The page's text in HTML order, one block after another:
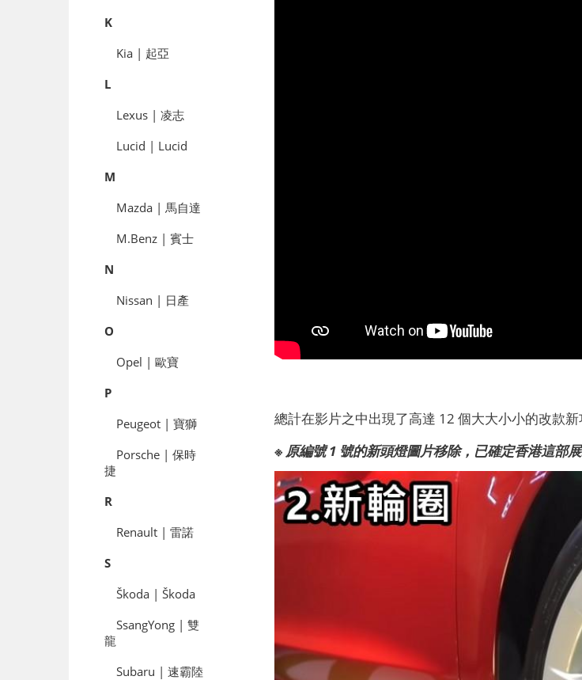
K
Kia | 起亞
L
Lexus | 凌志
Lucid | Lucid
M
Mazda | 馬自達
M.Benz | 賓士
N
Nissan | 日產
O
Opel | 歐寶
P
Peugeot | 寶獅
Porsche | 保時
捷
R
Renault | 雷諾
S
Škoda | Škoda
SsangYong | 雙
龍
Subaru | 速霸陸
總計在影片之中出現了高達 12 個大大小小的改款
※ 原編號 1 號的新頭燈圖片移除，已確定香港這部